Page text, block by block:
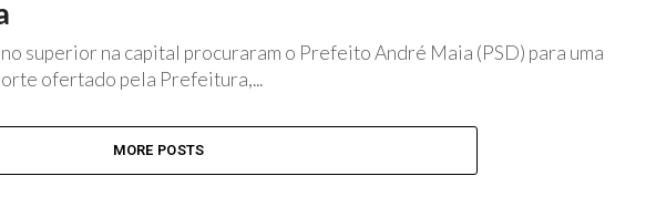
superior na capital procuraram o Prefeito André Maia (PSD) para uma
ofertado pela Prefeitura,...
MORE POSTS